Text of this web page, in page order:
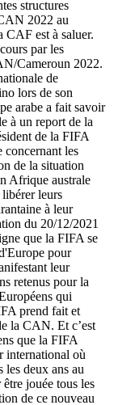
structures
2022 au
CAF est à saluer.
par les
Cameroun 2022.
de
lors de son
arabe a fait savoir
à un report de la
de la FIFA
concernant les
de la situation
Afrique australe
libérer leurs
à leur
du 20/12/2021
que la FIFA se
pour
leur
retenus pour la
qui
prend fait et
la CAN. Et c’est
que la FIFA
international où
les deux ans au
jouée tous les
de ce nouveau